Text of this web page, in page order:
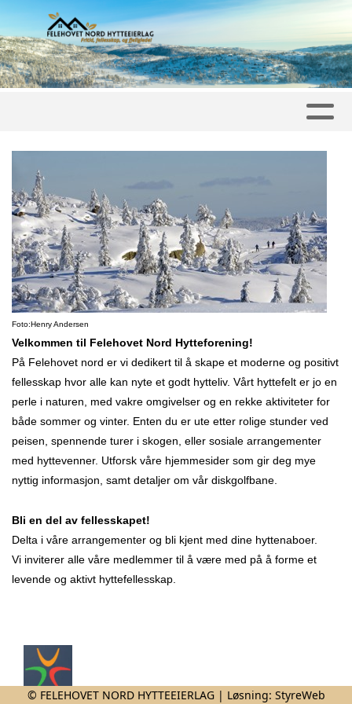
Foto:Henry Andersen
Velkommen til Felehovet Nord Hytteforening!
På Felehovet nord er vi dedikert til å skape et moderne og positivt
fellesskap hvor alle kan nyte et godt hytteliv. Vårt hyttefelt er jo en
perle i naturen, med vakre omgivelser og en rekke aktiviteter for
både sommer og vinter. Enten du er ute etter rolige stunder ved
peisen, spennende turer i skogen, eller sosiale arrangementer
med hyttevenner. Utforsk våre hjemmesider som gir deg mye
nyttig informasjon, samt detaljer om vår diskgolfbane.
Bli en del av fellesskapet!
Delta i våre arrangementer og bli kjent med dine hyttenaboer.
Vi inviterer alle våre medlemmer til å være med på å forme et
levende og aktivt hyttefellesskap.
© FELEHOVET NORD HYTTEEIERLAG | Løsning: StyreWeb